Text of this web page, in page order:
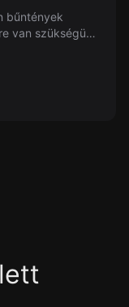
bűntények
van szükségük